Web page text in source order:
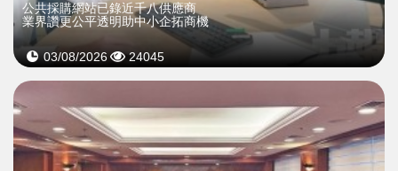
公共採購網站已錄近千八供應商
業界讚更公平透明助中小企拓商機
03/08/2026 24045